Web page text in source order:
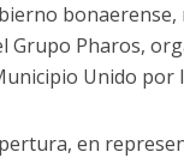
Grupo Pharos,
Unido por
en